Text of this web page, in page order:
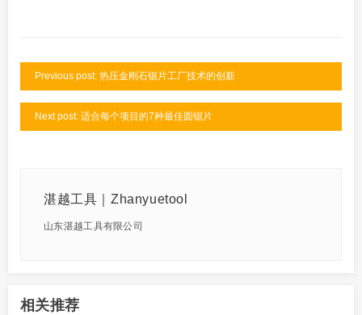
Previous post: 热压金刚石锯片工厂技术的创新
Next post: 适合每个项目的7种最佳圆锯片
湛越工具｜Zhanyuetool
山东湛越工具有限公司
相关推荐